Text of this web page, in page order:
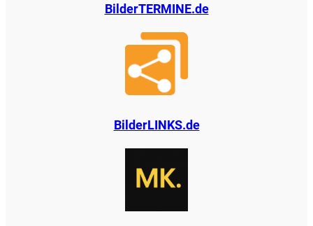
BilderTERMINE.de
BilderLINKS.de